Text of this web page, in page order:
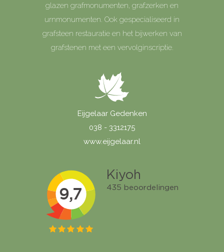
glazen grafmonumenten, grafzerken en
urnmonumenten. Ook gespecialiseerd in
grafsteen restauratie en het bijwerken van
grafstenen met een vervolginscriptie.
Eijgelaar Gedenken
038 - 3312175
www.eijgelaar.nl